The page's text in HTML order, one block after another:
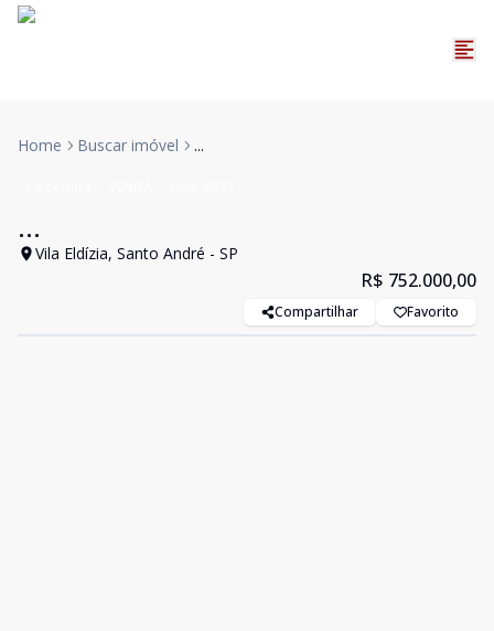
Home Buscar imóvel ...
...
Vila Eldízia, Santo André - SP
R$ 752.000,00
Compartilhar Favorito